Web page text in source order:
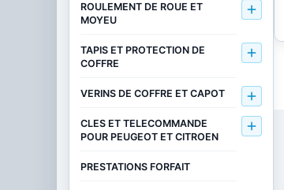
ROULEMENT DE ROUE ET
MOYEU

TAPIS ET PROTECTION DE
COFFRE

VERINS DE COFFRE ET CAPOT 
CLES ET TELECOMMANDE
POUR PEUGEOT ET CITROEN

PRESTATIONS FORFAIT